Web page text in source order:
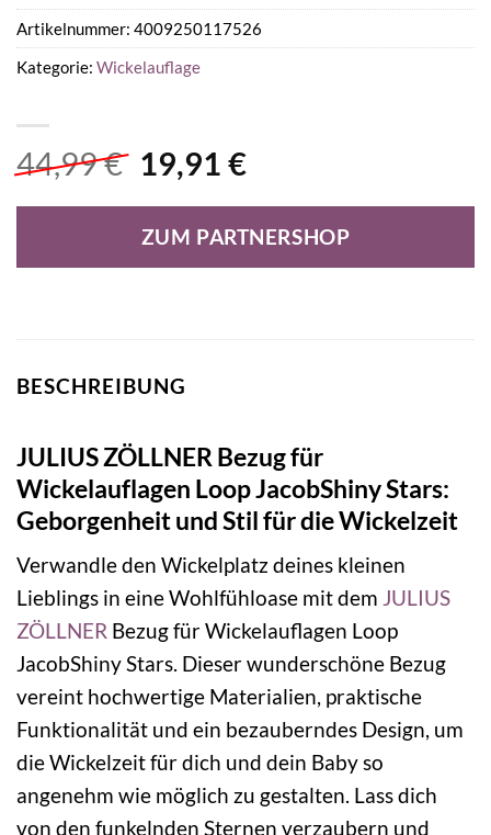
44,99€ Ursprünglicher
war:
44,99 €
19,91 €Aktueller
ist:
19,91 €.
ZUM PARTNERSHOP
Artikelnummer: 4009250117526
Kategorie: Wickelauflage
BESCHREIBUNG
JULIUS ZÖLLNER Bezug für
Wickelauflagen Loop JacobShiny Stars:
Geborgenheit und Stil für die Wickelzeit
Verwandle den Wickelplatz deines kleinen
Lieblings in eine Wohlfühloase mit dem JULIUS
ZÖLLNER Bezug für Wickelauflagen Loop
JacobShiny Stars. Dieser wunderschöne Bezug
vereint hochwertige Materialien, praktische
Funktionalität und ein bezauberndes Design, um
die Wickelzeit für dich und dein Baby so
angenehm wie möglich zu gestalten. Lass dich
von den funkelnden Sternen verzaubern und